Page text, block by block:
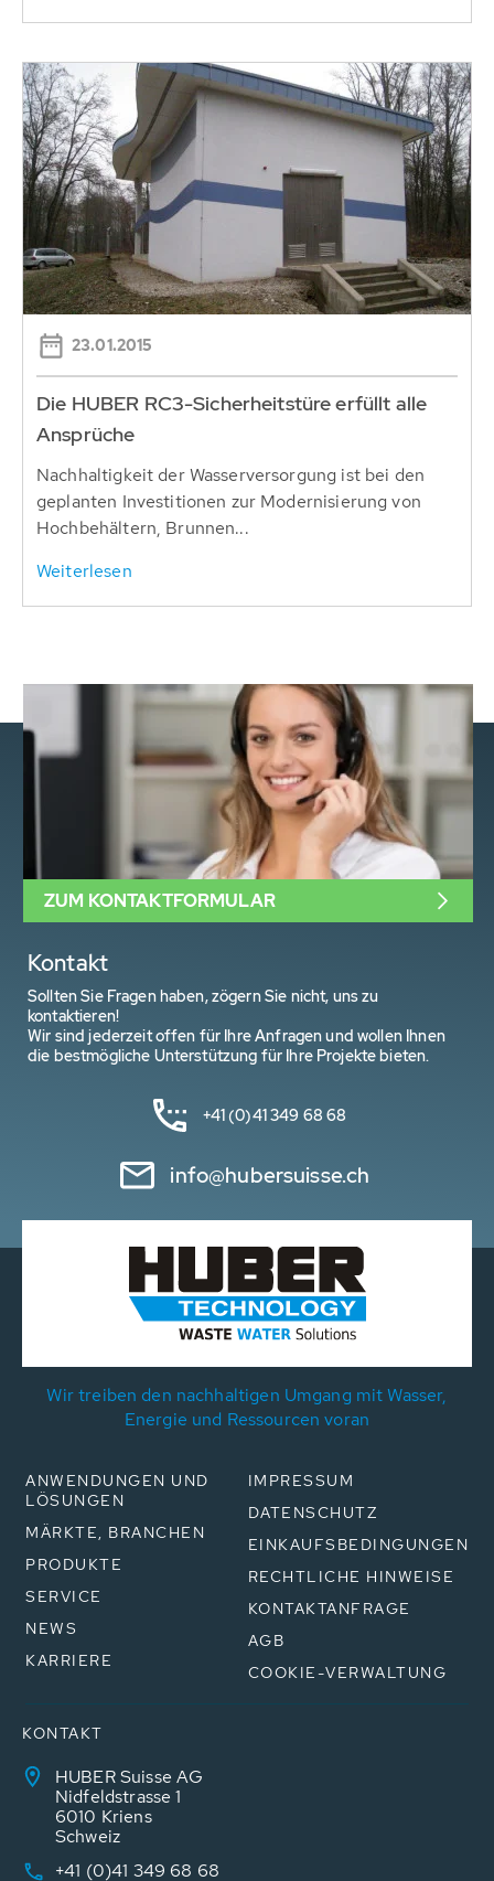
23.01.2015
Die HUBER RC3-Sicherheitstüre erfüllt alle
Ansprüche
Nachhaltigkeit der Wasserversorgung ist bei den
geplanten Investitionen zur Modernisierung von
Hochbehältern, Brunnen...
Weiterlesen
Kontakt
Sollten Sie Fragen haben, zögern Sie nicht, uns zu
kontaktieren!
Wir sind jederzeit offen für Ihre Anfragen und wollen Ihnen
die bestmögliche Unterstützung für Ihre Projekte bieten.
+41 (0)41 349 68 68
info@hubersuisse.ch
ZUM KONTAKTFORMULAR
Wir treiben den nachhaltigen Umgang mit Wasser,
Energie und Ressourcen voran
ANWENDUNGEN UND
LÖSUNGEN
MÄRKTE, BRANCHEN
PRODUKTE
SERVICE
NEWS
KARRIERE
IMPRESSUM
DATENSCHUTZ
EINKAUFSBEDINGUNGEN
RECHTLICHE HINWEISE
KONTAKTANFRAGE
AGB
COOKIE-VERWALTUNG
KONTAKT
HUBER Suisse AG
Nidfeldstrasse 1
6010 Kriens
Schweiz
+41 (0)41 349 68 68